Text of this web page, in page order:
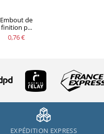
Embout de
finition p...
0,76 €
EXPÉDITION EXPRESS